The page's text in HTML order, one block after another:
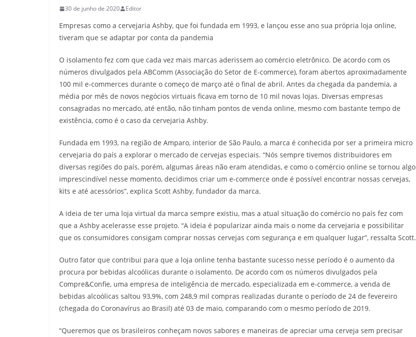
30 de junho de 2020 Editor
Empresas como a cervejaria Ashby, que foi fundada em 1993, e lançou esse ano sua própria loja online,
tiveram que se adaptar por conta da pandemia
O isolamento fez com que cada vez mais marcas aderissem ao comércio eletrônico. De acordo com os
números divulgados pela ABComm (Associação do Setor de E-commerce), foram abertos aproximadamente
100 mil e-commerces durante o começo de março até o final de abril. Antes da chegada da pandemia, a
média por mês de novos negócios virtuais ficava em torno de 10 mil novas lojas. Diversas empresas
consagradas no mercado, até então, não tinham pontos de venda online, mesmo com bastante tempo de
existência, como é o caso da cervejaria Ashby.
Fundada em 1993, na região de Amparo, interior de São Paulo, a marca é conhecida por ser a primeira micro
cervejaria do país a explorar o mercado de cervejas especiais. “Nós sempre tivemos distribuidores em
diversas regiões do país, porém, algumas áreas não eram atendidas, e como o comércio online se tornou algo
imprescindível nesse momento, decidimos criar um e-commerce onde é possível encontrar nossas cervejas,
kits e até acessórios”, explica Scott Ashby, fundador da marca.
A ideia de ter uma loja virtual da marca sempre existiu, mas a atual situação do comércio no país fez com
que a Ashby acelerasse esse projeto. “A ideia é popularizar ainda mais o nome da cervejaria e possibilitar
que os consumidores consigam comprar nossas cervejas com segurança e em qualquer lugar”, ressalta Scott.
Outro fator que contribui para que a loja online tenha bastante sucesso nesse período é o aumento da
procura por bebidas alcoólicas durante o isolamento. De acordo com os números divulgados pela
Compre&Confie, uma empresa de inteligência de mercado, especializada em e-commerce, a venda de
bebidas alcoólicas saltou 93,9%, com 248,9 mil compras realizadas durante o período de 24 de fevereiro
(chegada do Coronavírus ao Brasil) até 03 de maio, comparando com o mesmo período de 2019.
“Queremos que os brasileiros conheçam novos sabores e maneiras de apreciar uma cerveja sem precisar